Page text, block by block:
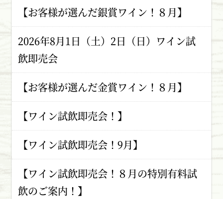
【お客様が選んだ銀賞ワイン！８月】
2026年8月1日（土）2日（日）ワイン試
飲即売会
【お客様が選んだ金賞ワイン！８月】
【ワイン試飲即売会！】
【ワイン試飲即売会！9月】
【ワイン試飲即売会！８月の特別有料試
飲のご案内！】